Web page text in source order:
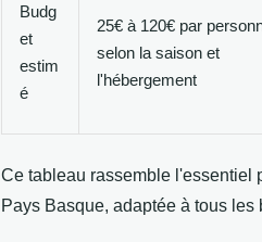
Budg
et
estim
é
25€ à 120€ par
selon la saison et
l'hébergement
Ce tableau rassemble l'essentiel
Pays Basque, adaptée à tous les